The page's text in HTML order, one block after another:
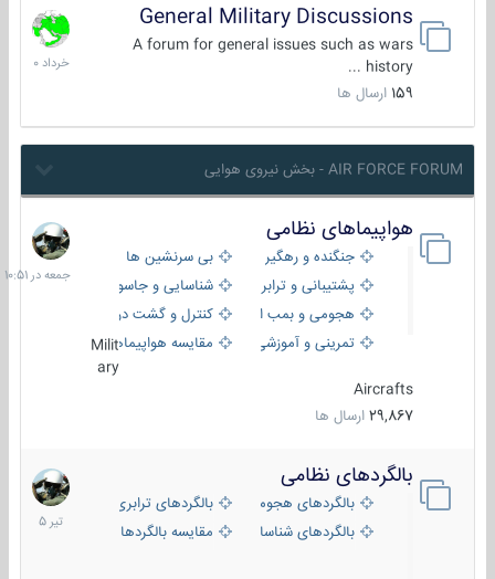
General Military Discussions
A forum for general issues such as wars
history ...
159 ارسال ها
10
خرداد
1400
AIR FORCE FORUM - بخش نیروی هوایی
هواپیماهای نظامی
جنگنده و رهگیر
بی سرنشین ها
پشتیبانی و ترابری
شناسایی و جاسوسی
هجومی و بمب افکن
کنترل و گشت دریایی
تمرینی و آموزشی
مقایسه هواپیماهاMilit
ary
Aircrafts
29,867 ارسال ها
جمعه
در
10:51
بالگردهای نظامی
بالگردهای هجومی
بالگردهای ترابری
بالگردهای شناسایی
مقایسه بالگردها
22
تیر
1405